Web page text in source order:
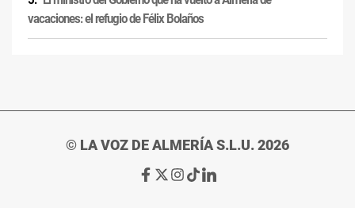
vacaciones: el refugio de Félix Bolaños
© LA VOZ DE ALMERÍA S.L.U. 2026
Ir
Ir
Ir Ir Ir